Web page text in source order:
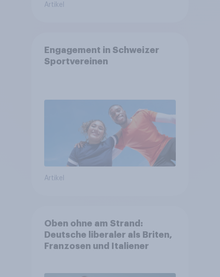
Artikel
Engagement in Schweizer
Sportvereinen
Artikel
Oben ohne am Strand:
Deutsche liberaler als Briten,
Franzosen und Italiener